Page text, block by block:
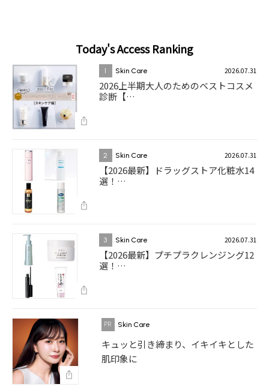
Today's Access Ranking
1 Skin Care 2026.07.31
2026上半期大人のためのベストコスメ
診断【…
2 Skin Care 2026.07.31
【2026最新】ドラッグストア化粧水14
選！…
3 Skin Care 2026.07.31
【2026最新】プチプラクレンジング12
選！…
Skin Care
キュッと引き締まり、イキイキとした
肌印象に